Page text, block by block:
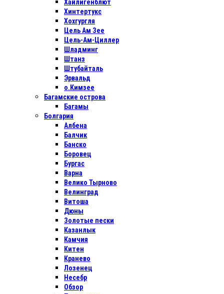
Хайлигенблют
Хинтертукс
Хохгургля
Цель Ам Зее
Цель-Ам-Циллер
Шладминг
Штанз
Штубайталь
Эрвальд
о.Кимзее
Багамские острова
Багамы
Болгария
Албена
Балчик
Банско
Боровец
Бургас
Варна
Велико Тырново
Велинград
Витоша
Дюны
Золотые пески
Казанлык
Камчия
Китен
Кранево
Лозенец
Несебр
Обзор